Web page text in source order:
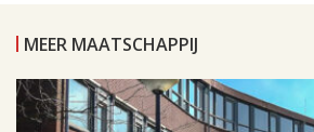
MEER MAATSCHAPPIJ